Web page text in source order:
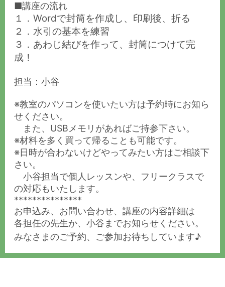
■講座の流れ
１．Wordで封筒を作成し、印刷後、折る
２．水引の基本を練習
３．あわじ結びを作って、封筒につけて完
成！
担当：小谷
※教室のパソコンを使いたい方は予約時にお知ら
せください。
また、USBメモリがあればご持参下さい。
※材料を多く買って帰ることも可能です。
※日時が合わないけどやってみたい方はご相談下
さい。
小谷担当で個人レッスンや、フリークラスで
の対応もいたします。
***************
お申込み、お問い合わせ、講座の内容詳細は
各担任の先生か、小谷までお知らせください。
みなさまのご予約、ご参加お待ちしています♪